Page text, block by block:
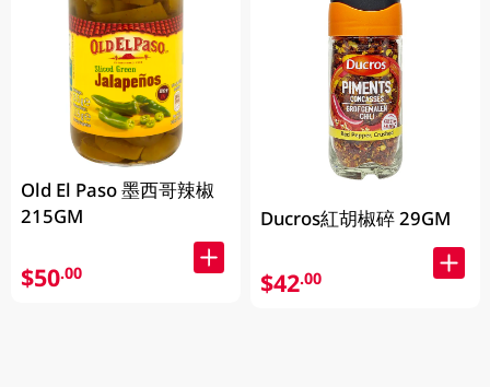
Old El Paso 墨西哥辣椒
215GM
$50.00
Ducros紅胡椒碎 29GM
$42.00